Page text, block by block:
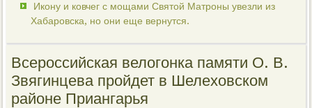
Икону и ковчег с мощами Святой Матроны увезли из
Хабаровска, но они еще вернутся.
Всероссийская велогонка памяти О. В.
Звягинцева пройдет в Шелеховском
районе Приангарья